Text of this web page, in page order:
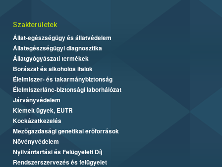
Szakterületek
Állat-egészségügy és állatvédelem
Állategészségügyi diagnosztika
Állatgyógyászati termékek
Borászat és alkoholos italok
Élelmiszer- és takarmánybiztonság
Élelmiszerlánc-biztonsági laborhálózat
Járványvédelem
Kiemelt ügyek, EUTR
Kockázatkezelés
Mezőgazdasági genetikai erőforrások
Növényvédelem
Nyilvántartási és Felügyeleti Díj
Rendszerszervezés és felügyelet